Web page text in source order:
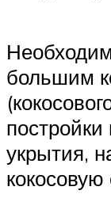
большим
укрытия,
кокосовую